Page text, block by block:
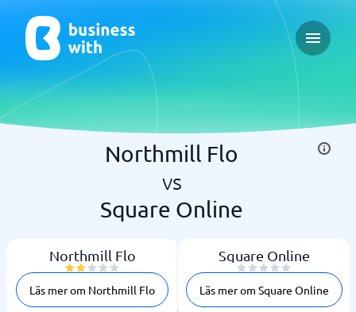
Open
Northmill Flo
vs
Square Online
Northmill Flo
Läs mer om Northmill Flo
Square Online
Läs mer om Square Online